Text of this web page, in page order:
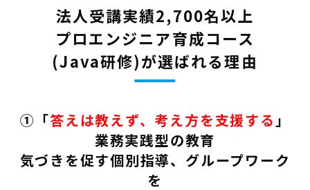
法人受講実績2,700名以上
プロエンジニア育成コース
(Java研修)が選ばれる理由
①「答えは教えず、考え方を支援する」
業務実践型の教育
気づきを促す個別指導、グループワーク
を